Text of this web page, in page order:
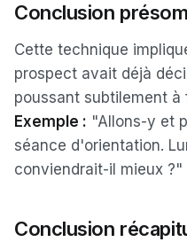
Conclusion
Cette technique
prospect avait déjà
poussant subtilement à
Exemple : "Allons-y et
séance d'orientation.
conviendrait-il mieux ?"
Conclusion